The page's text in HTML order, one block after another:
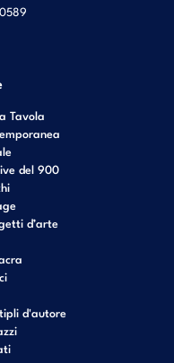
Tavola
del 900
d’arte
d'autore